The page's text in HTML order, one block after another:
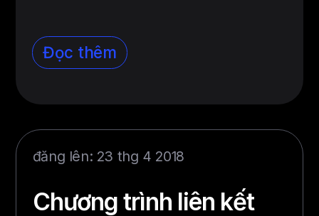
Đọc thêm
đăng lên: 23 thg 4 2018
Chương trình liên kết